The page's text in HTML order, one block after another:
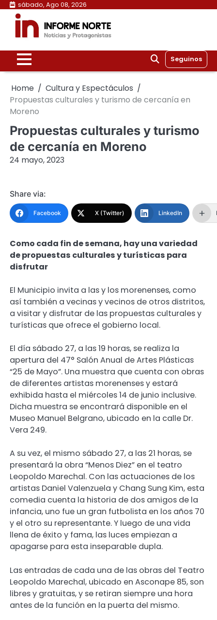
Skip
content
sábado, Ago 08, 2026
Seguinos
Home
Cultura y Espectáculos
Propuestas culturales y turismo de cercanía en
Moreno
Propuestas culturales y turismo
de cercanía en Moreno
24 mayo, 2023
Share via:
Facebook X (Twitter) LinkedIn
Como cada fin de semana, hay una variedad
de propuestas culturales y turísticas para
disfrutar
El Municipio invita a las y los morenenses, como
así también a vecinas y vecinos de otros distritos,
a visitar y disfrutar de las propuestas culturales y
turísticas que ofrece el gobierno local.
El día sábado 27, a las 19 horas, se realiza la
apertura del 47° Salón Anual de Artes Plásticas
“25 de Mayo”. Una muestra que cuenta con obras
de diferentes artistas morenenses y estará
exhibida hasta el miércoles 14 de junio inclusive.
Dicha muestra se encontrará disponible en el
Museo Manuel Belgrano, ubicado en la calle Dr.
Vera 249.
A su vez, el mismo sábado 27, a las 21 horas, se
presentará la obra “Menos Diez” en el teatro
Leopoldo Marechal. Con las actuaciones de los
artistas Daniel Valenzuela y Chang Sung Kim, esta
comedia cuenta la historia de dos amigos de la
infancia, uno fue un gran futbolista en los años 70
y el otro su representante. Y luego de una vida
llena de éxito y fama, las luces empiezan a
apagarse para esta inseparable dupla.
Las entradas de cada una de las obras del Teatro
Leopoldo Marechal, ubicado en Asconape 85, son
libres y gratuitas, y se retiran siempre una hora
antes de la función en la puerta del mismo.